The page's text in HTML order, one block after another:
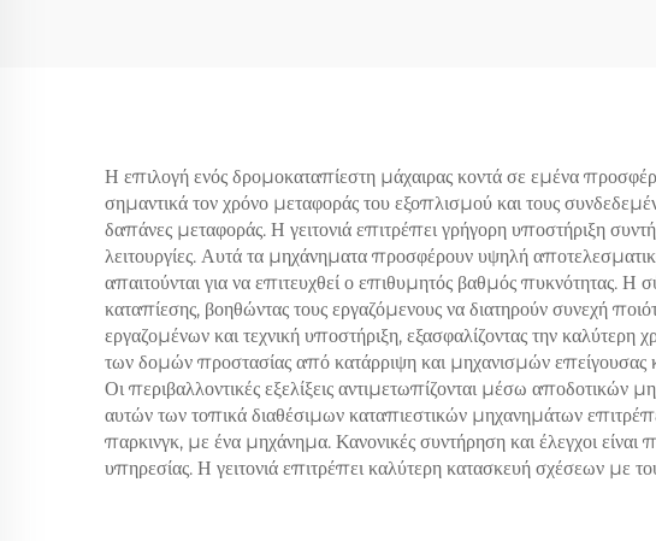
Η επιλογή ενός δρομοκαταπίεστη μάχαιρας κοντά σε εμένα
σημαντικά τον χρόνο μεταφοράς του εξοπλισμού και τους
δαπάνες μεταφοράς. Η γειτονιά επιτρέπει γρήγορη υποστήριξη
λειτουργίες. Αυτά τα μηχάνηματα προσφέρουν υψηλή
απαιτούνται για να επιτευχθεί ο επιθυμητός βαθμός πυκνότητας. Η
καταπίεσης, βοηθώντας τους εργαζόμενους να διατηρούν συνεχή
εργαζομένων και τεχνική υποστήριξη, εξασφαλίζοντας την
των δομών προστασίας από κατάρριψη και μηχανισμών επείγουσας
Οι περιβαλλοντικές εξελίξεις αντιμετωπίζονται μέσω
αυτών των τοπικά διαθέσιμων καταπιεστικών μηχανημάτων
παρκινγκ, με ένα μηχάνημα. Κανονικές συντήρηση και έλεγχοι
υπηρεσίας. Η γειτονιά επιτρέπει καλύτερη κατασκευή σχέσεων με